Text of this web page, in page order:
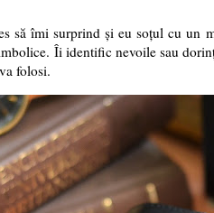
să îmi surprind și eu soțul cu un
Îi identific nevoile sau
folosi.